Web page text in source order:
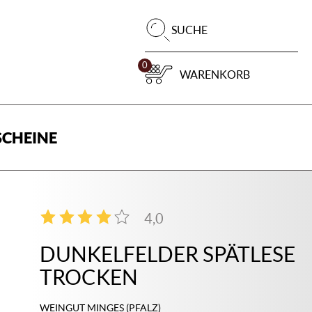
SUCHE
0
WARENKORB
DUNKELFELDER SPÄTLESE
TROCKEN
WEINGUT MINGES (PFALZ)
4,0
3